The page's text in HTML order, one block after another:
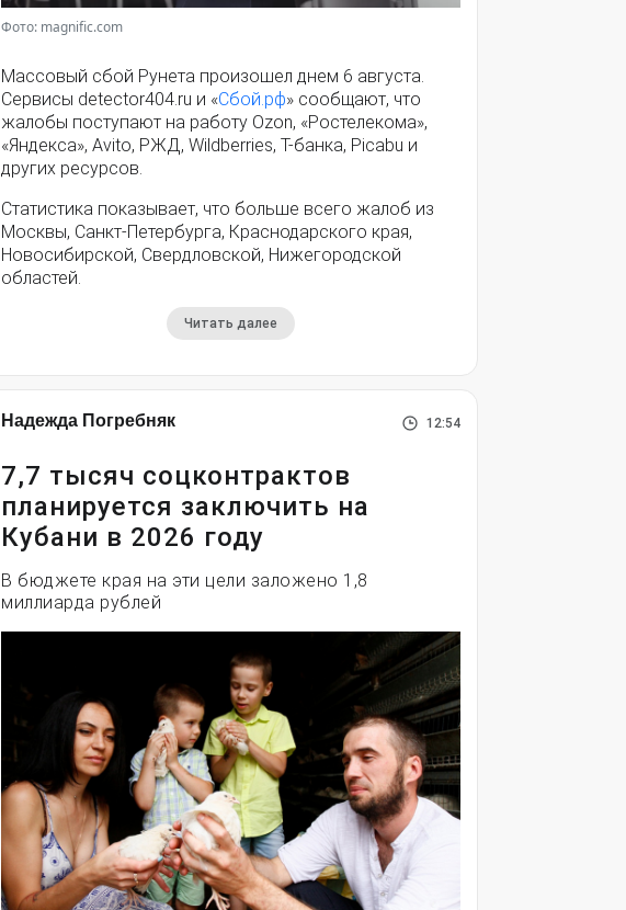
Фото: magnific.com
Массовый сбой Рунета произошел днем 6 августа.
Сервисы detector404.ru и «Сбой.рф» сообщают, что
жалобы поступают на работу Ozon, «Ростелекома»,
«Яндекса», Avito, РЖД, Wildberries, Т-банка, Picabu и
других ресурсов.
Статистика показывает, что больше всего жалоб из
Москвы, Санкт-Петербурга, Краснодарского края,
Новосибирской, Свердловской, Нижегородской
областей.
Читать далее
Надежда Погребняк 12:54
7,7 тысяч соцконтрактов
планируется заключить на
Кубани в 2026 году
В бюджете края на эти цели заложено 1,8
миллиарда рублей